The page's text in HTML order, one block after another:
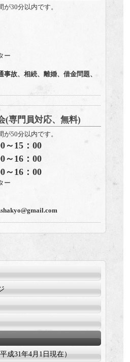
30分以内です。
ー
故、相続、離婚、借金問題、
(専門員対応、無料)
50分以内です。
～15：00
～16：00
～16：00
ー
成31年4月1日現在）